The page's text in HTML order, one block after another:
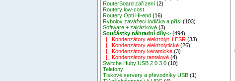
RouterBoard zařízení (2)
Routery low-cost
Routery Opti Hi-end (16)
Rybolov zavážecí lodička a přísl (103)
Software + zakázkové (3)
Součástky náhradní díly-> (494)
|_ Kondenzátory elektrolyt. LESR (33)
|_ Kondenzátory elektrolytické (26)
|_ Kondenzátory keramické (3)
|_ Kondenzátory tantalové (4)
Switche Huby USB 2.0 3.0 (10)
Telefony
Tiskové servery a převodníky USB (1)